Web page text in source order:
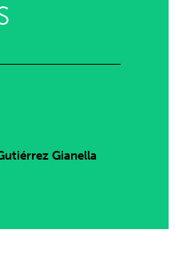
Gianella